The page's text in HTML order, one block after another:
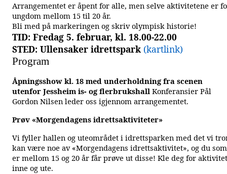
Arrangementet er åpent for alle, men selve aktivitetene er
ungdom mellom 15 til 20 år.
Bli med på markeringen og skriv olympisk historie!
TID: Fredag 5. februar, kl. 18.00-22.00
STED: Ullensaker idrettspark (kartlink)
Program
Åpningsshow kl. 18 med underholdning fra scenen
utenfor Jessheim is- og flerbrukshall Konferansier Pål
Gordon Nilsen leder oss igjennom arrangementet.
Prøv «Morgendagens idrettsaktiviteter»
Vi fyller hallen og uteområdet i idrettsparken med det vi
kan være noe av «Morgendagens idrettsaktivitet», og du som
er mellom 15 og 20 år får prøve ut disse! Kle deg for aktivitet
inne og ute.